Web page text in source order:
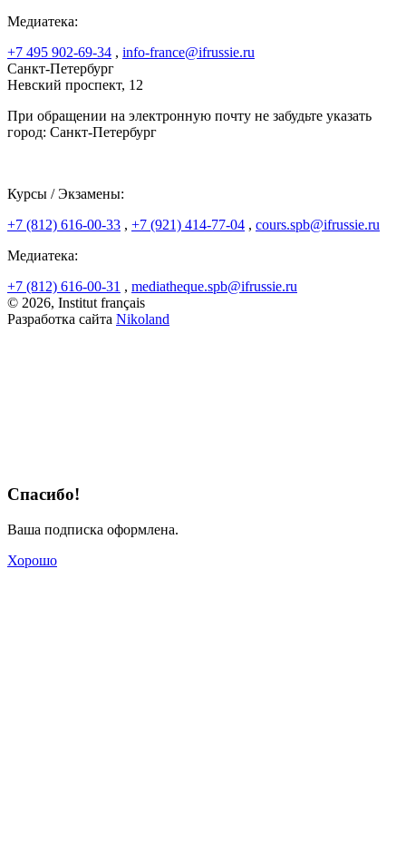
Медиатека:
+7 495 902-69-34 , info-france@ifrussie.ru
Санкт-Петербург
Невский проспект, 12
При обращении на электронную почту не забудьте указать
город: Санкт-Петербург
Курсы / Экзамены:
+7 (812) 616-00-33 , +7 (921) 414-77-04 , cours.spb@ifrussie.ru
Медиатека:
+7 (812) 616-00-31 , mediatheque.spb@ifrussie.ru
© 2026, Institut français
Разработка сайта Nikoland
Спасибо!
Ваша подписка оформлена.
Хорошо